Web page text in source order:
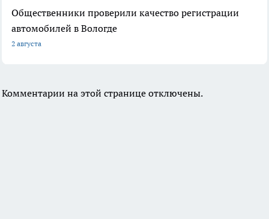
Общественники проверили качество регистрации
автомобилей в Вологде
2 августа
Комментарии на этой странице отключены.